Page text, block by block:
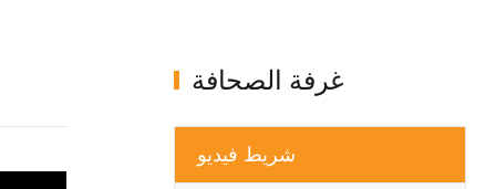
غرفة الصحافة
شريط فيديو